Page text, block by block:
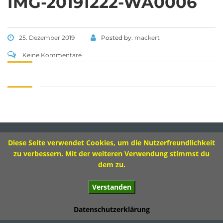
25. Dezember 2019 Posted by: mackert
Keine Kommentare
Tel 09571 – 2082
Sekretariat
Montag 8.00 – 12.00 Uhr
Mittwoch 8.00 – 11.30 Uhr
Impressum
© 2017 Ivo-Hennemann-Grundschule Bad Staffelstein
Diese Seite verwendet Cookies, um die Nutzerfreundlichkeit
zu verbessern. Mit der weiteren Verwendung stimmst du
dem zu.
Verstanden
Datenschutzerklärung